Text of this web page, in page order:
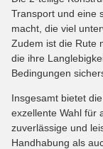
Transport und eine
macht, die viel
Zudem ist die Rute
die ihre
Bedingungen
Insgesamt bietet
exzellente Wahl für
zuverlässige und
Handhabung als